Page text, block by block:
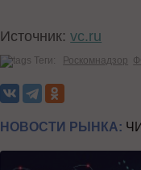
Источник:vc.ru
Теги: Роскомнадзор
НОВОСТИ РЫНКА: